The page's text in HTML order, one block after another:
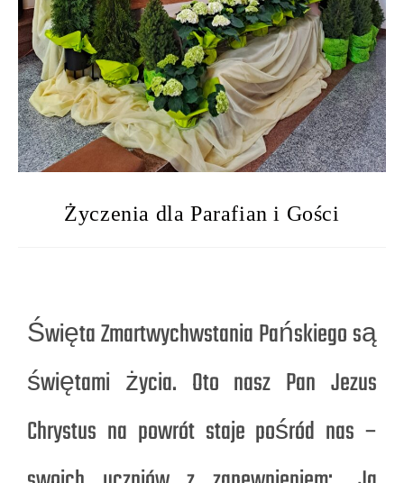
Życzenia dla Parafian i Gości
Święta Zmartwychwstania Pańskiego są
świętami życia. Oto nasz Pan Jezus
Chrystus na powrót staje pośród nas –